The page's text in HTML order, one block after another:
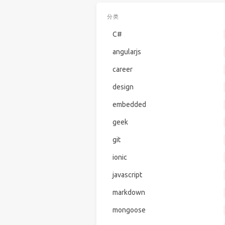
分类
C#
angularjs
career
design
embedded
geek
git
ionic
javascript
markdown
mongoose